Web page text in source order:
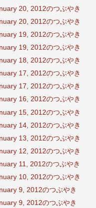
20, 2012のつぶやき
20, 2012のつぶやき
19, 2012のつぶやき
19, 2012のつぶやき
18, 2012のつぶやき
17, 2012のつぶやき
17, 2012のつぶやき
16, 2012のつぶやき
15, 2012のつぶやき
14, 2012のつぶやき
13, 2012のつぶやき
12, 2012のつぶやき
11, 2012のつぶやき
10, 2012のつぶやき
9, 2012のつぶやき
9, 2012のつぶやき